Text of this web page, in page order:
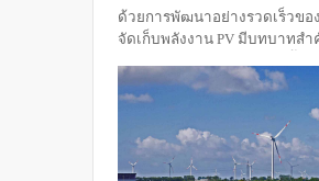
ด้วยการพัฒนาอย่างรวดเร็วข
จัดเก็บพลังงาน PV มีบทบาทส
ประสิทธิภาพภายใต้สภาพแวดล้
การทดสอบด้านสิ่งแวดล้อมสำห
ลาร์เซลล์จึงมีความสำคัญ ห้อง
เป็นแพลตฟอร์มที่เหมาะสำหรับ
แวดล้อมต่างๆเพื่อให้มั่นใจถึงป